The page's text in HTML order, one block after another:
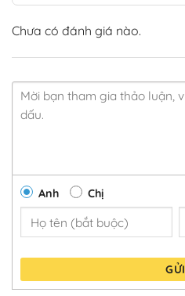
Chưa có đánh giá nào.
Anh Chị
GỬI